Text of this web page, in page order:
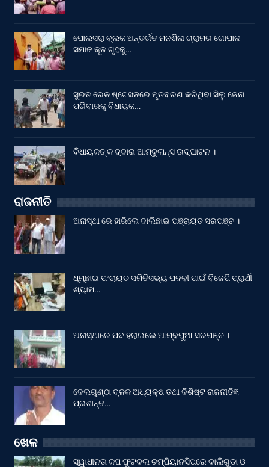
ପୋଲସରା ବ୍ଲକ ଅନ୍ତର୍ଗତ ମନଶିଳା ଗ୍ରାମର ଗୋପାଳ
ସମାଜ କୂଳ ଗୃହକୁ…
ସୁରତ ରେଳ ଷ୍ଟେସନରେ ମୃତବରଣ କରିଥିବା ସିଲୁ ଜେନା
ପରିବାରକୁ ବିଧାୟକ…
ବିଧାୟକଙ୍କ ଦ୍ବାରା ଆମ୍ବୁଲାନ୍ସ ଉଦ୍‌ଘାଟନ ।
ରାଜନୀତି
ଅନାସ୍ଥା ରେ ହାରିଲେ ବାଲିଛାଇ ପଞ୍ଚାୟତ ସରପଞ୍ଚ ।
ଧୂମୂଛାଇ ପଂଚାୟତ ସମିତିସଭ୍ୟ ପଦବୀ ପାଇଁ ବିଜେପି ପ୍ରାର୍ଥୀ
ଶ୍ୟାମ…
ଅନାସ୍ଥାରେ ପଦ ହରାଇଲେ ଆମ୍ବପୁଆ ସରପଞ୍ଚ ।
ବେଲଗୁଣ୍ଠା ବ୍ଳକ ଅଧ୍ୟକ୍ଷ ତଥା ବିଶିଷ୍ଟ ରାଜନୀତିଜ୍ଞ
ପ୍ରଶାନ୍ତ…
ଖେଳ
ସ୍ୱାଧୀନତା କପ ଫୁଟବଲ ଚମ୍ପିୟାନସିପରେ ବାଲିଗୁଡା ଓ